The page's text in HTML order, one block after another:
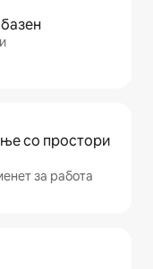
со простори
за работа